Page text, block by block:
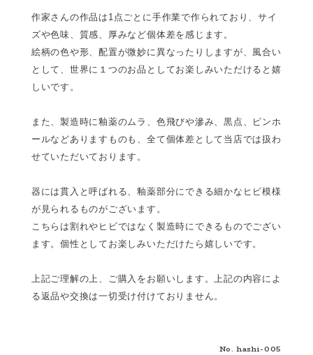
作家さんの作品は1点ごとに手作業で作られており、サイ
ズや色味、質感、厚みなど個体差を感じます。
絵柄の色や形、配置が微妙に異なったりしますが、風合い
として、世界に１つのお品としてお楽しみいただけると嬉
しいです。
また、製造時に釉薬のムラ、色飛びや滲み、黒点、ピンホ
ールなどありますものも、全て個体差として当店では扱わ
せていただいております。
器には貫入と呼ばれる、釉薬部分にできる細かなヒビ模様
が見られるものがございます。
こちらは割れやヒビではなく製造時にできるものでござい
ます。個性としてお楽しみいただけたら嬉しいです。
上記ご理解の上、ご購入をお願いします。上記の内容によ
る返品や交換は一切受け付けておりません。
No. hashi-005